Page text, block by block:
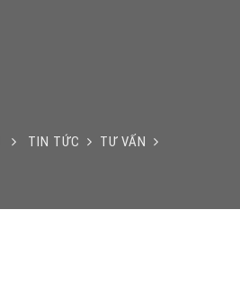
TIN TỨC TƯ VẤN